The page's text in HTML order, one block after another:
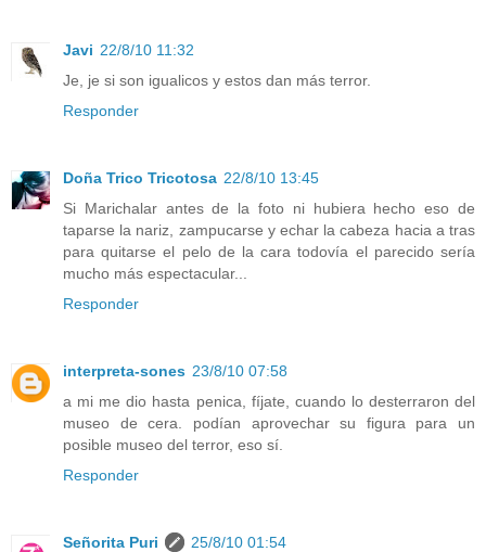
Javi 22/8/10 11:32
Je, je si son igualicos y estos dan más terror.
Responder
Doña Trico Tricotosa 22/8/10 13:45
Si Marichalar antes de la foto ni hubiera hecho eso de
taparse la nariz, zampucarse y echar la cabeza hacia a tras
para quitarse el pelo de la cara todovía el parecido sería
mucho más espectacular...
Responder
interpreta-sones 23/8/10 07:58
a mi me dio hasta penica, fíjate, cuando lo desterraron del
museo de cera. podían aprovechar su figura para un
posible museo del terror, eso sí.
Responder
Señorita Puri
25/8/10 01:54